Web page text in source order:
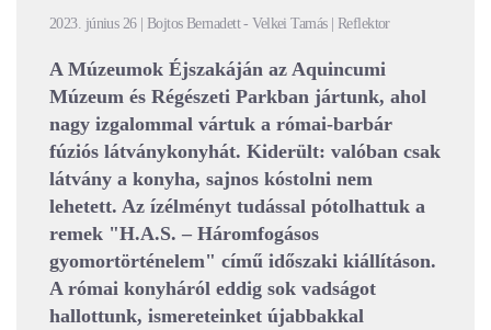
2023. június 26 | Bojtos Bernadett - Velkei Tamás | Reflektor
A Múzeumok Éjszakáján az Aquincumi
Múzeum és Régészeti Parkban jártunk, ahol
nagy izgalommal vártuk a római-barbár
fúziós látványkonyhát. Kiderült: valóban csak
látvány a konyha, sajnos kóstolni nem
lehetett. Az ízélményt tudással pótolhattuk a
remek "H.A.S. – Háromfogásos
gyomortörténelem" című időszaki kiállításon.
A római konyháról eddig sok vadságot
hallottunk, ismereteinket újabbakkal